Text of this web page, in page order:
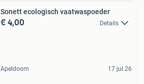
Sonett ecologisch vaatwaspoeder
€ 4,00 Details
Apeldoorn 17 jul 26